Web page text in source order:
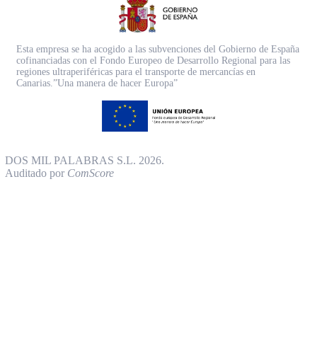
Esta empresa se ha acogido a las subvenciones del Gobierno de España
cofinanciadas con el Fondo Europeo de Desarrollo Regional para las
regiones ultraperiféricas para el transporte de mercancías en
Canarias.”Una manera de hacer Europa”
DOS MIL PALABRAS S.L. 2026.
Auditado por ComScore